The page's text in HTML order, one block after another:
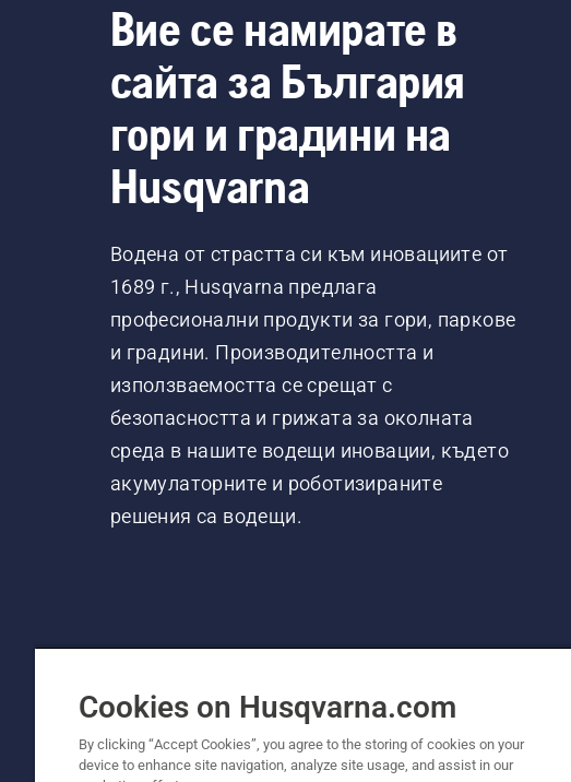
Вие се намирате в
сайта за България
гори и градини на
Husqvarna
Водена от страстта си към иновациите от
1689 г., Husqvarna предлага
професионални продукти за гори, паркове
и градини. Производителността и
използваемостта се срещат с
безопасността и грижата за околната
среда в нашите водещи иновации, където
акумулаторните и роботизираните
решения са водещи.
Cookies on Husqvarna.com
By clicking “Accept Cookies”, you agree to the storing of cookies on your
device to enhance site navigation, analyze site usage, and assist in our